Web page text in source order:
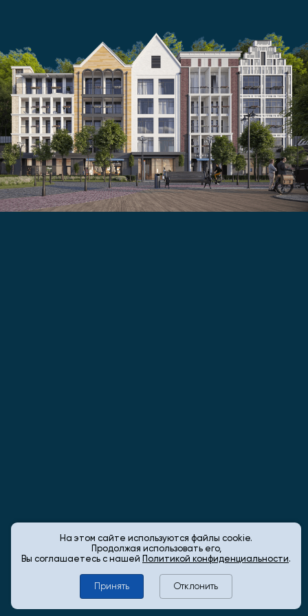
На этом сайте используются файлы cookie.
Продолжая использовать его,
Вы соглашаетесь с нашей Политикой конфиденциальности.
Принять Отклонить